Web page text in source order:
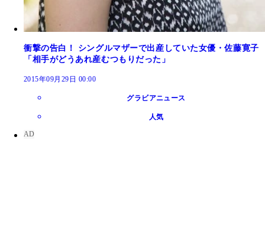
衝撃の告白！ シングルマザーで出産していた女優・佐藤寛子
「相手がどうあれ産むつもりだった」
2015年09月29日 00:00
グラビアニュース
人気